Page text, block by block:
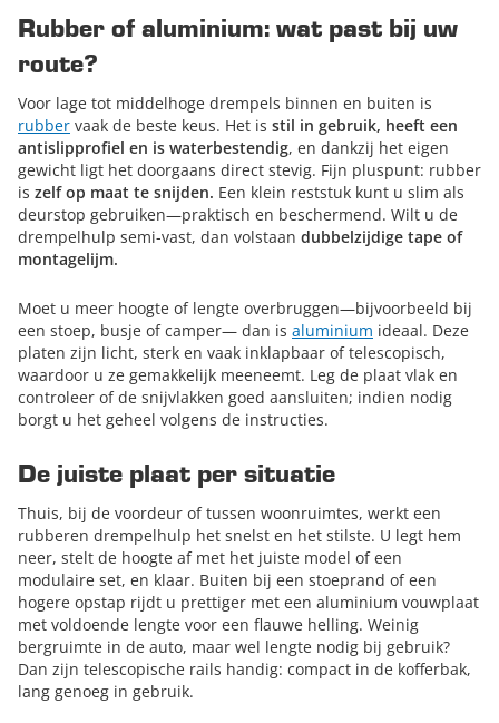
Rubber of aluminium: wat past bij uw
route?
Voor lage tot middelhoge drempels binnen en buiten is
rubber vaak de beste keus. Het is stil in gebruik, heeft een
antislipprofiel en is waterbestendig, en dankzij het eigen
gewicht ligt het doorgaans direct stevig. Fijn pluspunt: rubber
is zelf op maat te snijden. Een klein reststuk kunt u slim als
deurstop gebruiken—praktisch en beschermend. Wilt u de
drempelhulp semi-vast, dan volstaan dubbelzijdige tape of
montagelijm.
Moet u meer hoogte of lengte overbruggen—bijvoorbeeld bij
een stoep, busje of camper— dan is aluminium ideaal. Deze
platen zijn licht, sterk en vaak inklapbaar of telescopisch,
waardoor u ze gemakkelijk meeneemt. Leg de plaat vlak en
controleer of de snijvlakken goed aansluiten; indien nodig
borgt u het geheel volgens de instructies.
De juiste plaat per situatie
Thuis, bij de voordeur of tussen woonruimtes, werkt een
rubberen drempelhulp het snelst en het stilste. U legt hem
neer, stelt de hoogte af met het juiste model of een
modulaire set, en klaar. Buiten bij een stoeprand of een
hogere opstap rijdt u prettiger met een aluminium vouwplaat
met voldoende lengte voor een flauwe helling. Weinig
bergruimte in de auto, maar wel lengte nodig bij gebruik?
Dan zijn telescopische rails handig: compact in de kofferbak,
lang genoeg in gebruik.